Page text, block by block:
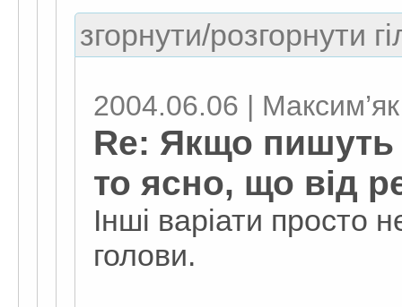
згорнути/розгорнути
2004.06.06 | Максим’як
Re: Якщо пишуть
то ясно, що від
Інші варіати просто
голови.